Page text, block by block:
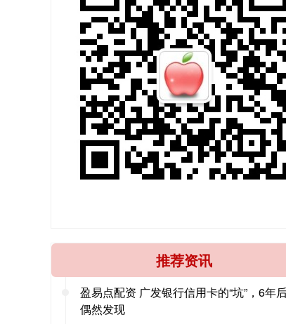
推荐资讯
盈易点配资 广发银行信用卡的“坑”，6年
偶然发现